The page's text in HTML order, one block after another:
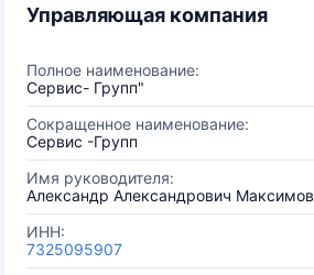
Управляющая компания
Полное наименование:
Сервис- Групп"
Сокращенное наименование:
Сервис -Групп
Имя руководителя:
Александр Александрович Максимов
ИНН:
7325095907